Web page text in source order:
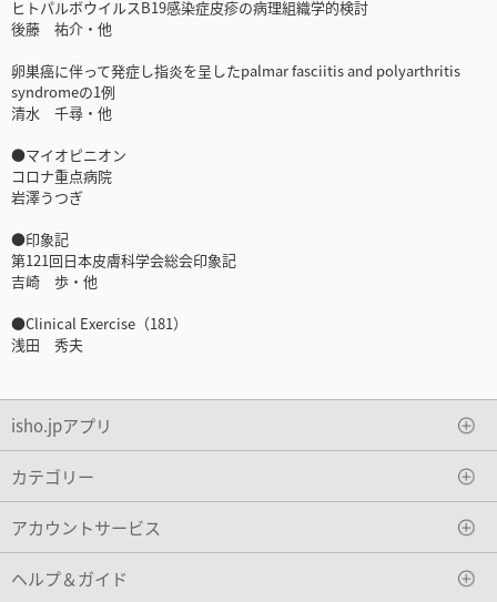
ヒトパルボウイルスB19感染症皮疹の病理組織学的検討
後藤 祐介・他
卵巣癌に伴って発症し指炎を呈したpalmar fasciitis and polyarthritis
syndromeの1例
清水 千尋・他
●マイオピニオン
コロナ重点病院
岩澤うつぎ
●印象記
第121回日本皮膚科学会総会印象記
吉崎 歩・他
●Clinical Exercise（181）
浅田 秀夫
isho.jpアプリ
カテゴリー
アカウントサービス
ヘルプ＆ガイド